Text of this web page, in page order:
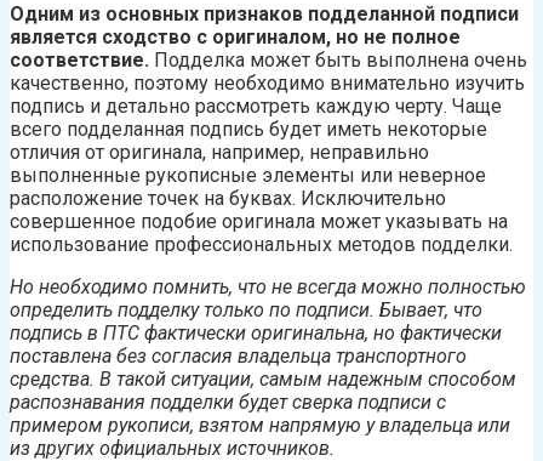
Одним из основных признаков подделанной подписи
является сходство с оригиналом, но не полное
соответствие. Подделка может быть выполнена очень
качественно, поэтому необходимо внимательно изучить
подпись и детально рассмотреть каждую черту. Чаще
всего подделанная подпись будет иметь некоторые
отличия от оригинала, например, неправильно
выполненные рукописные элементы или неверное
расположение точек на буквах. Исключительно
совершенное подобие оригинала может указывать на
использование профессиональных методов подделки.
Но необходимо помнить, что не всегда можно полностью
определить подделку только по подписи. Бывает, что
подпись в ПТС фактически оригинальна, но фактически
поставлена без согласия владельца транспортного
средства. В такой ситуации, самым надежным способом
распознавания подделки будет сверка подписи с
примером рукописи, взятом напрямую у владельца или
из других официальных источников.